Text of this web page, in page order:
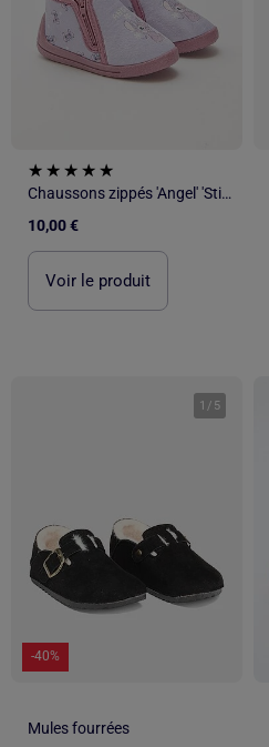
Chaussons zippés 'Angel' 'Stitch'
10,00 €
Voir le produit
1 / 5
-40%
Mules fourrées